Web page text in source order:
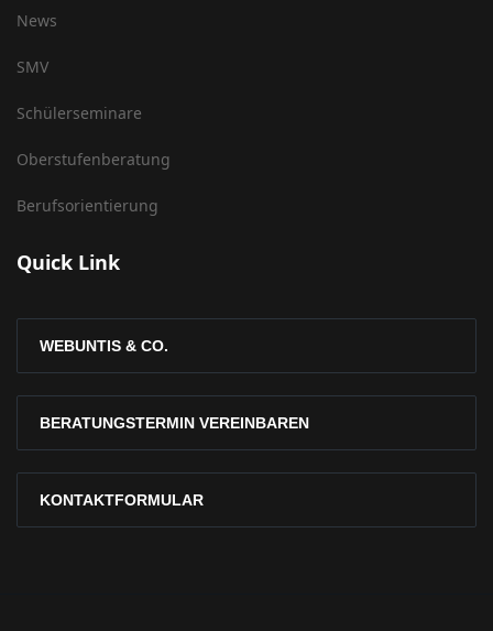
News
SMV
Schülerseminare
Oberstufenberatung
Berufsorientierung
Quick Link
WEBUNTIS & CO.
BERATUNGSTERMIN VEREINBAREN
KONTAKTFORMULAR